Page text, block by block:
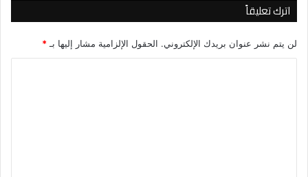
اترك تعليقاً
لن يتم نشر عنوان بريدك الإلكتروني. الحقول الإلزامية مشار إليها بـ*